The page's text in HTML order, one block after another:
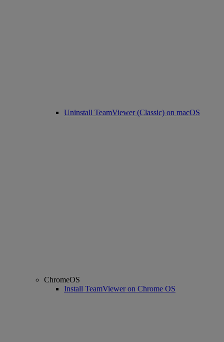
Uninstall TeamViewer (Classic) on macOS
ChromeOS
Install TeamViewer on Chrome OS